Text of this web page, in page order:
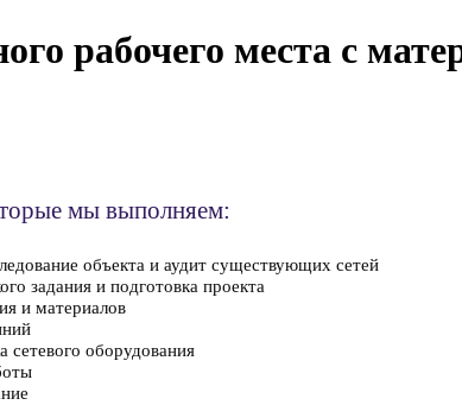
рабочего места с
мы выполняем:
объекта и аудит существующих сетей
задания и подготовка проекта
и материалов
сетевого оборудования